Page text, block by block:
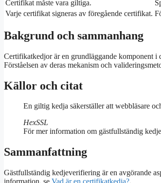
Certifikat måste vara giltiga.
Varje certifikat signeras av föregående certifikat.
Bakgrund och sammanhang
Certifikatkedjor är en grundläggande komponent
Förståelsen av deras mekanism och
Källor och citat
En giltig kedja säkerställer att webbläsare
HexSSL
För mer information om gästfullständig
Sammanfattning
Gästfullständig kedjeverifiering är en avgörande